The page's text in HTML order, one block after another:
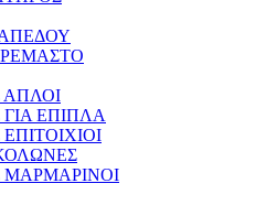
ΑΠΛΟΙ
ΕΠΙΠΛΑ
ΜΑΡΜΑΡΙΝΟΙ